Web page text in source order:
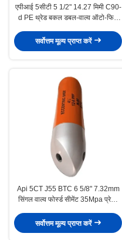
एपीआई 5सीटी 5 1/2" 14.27 मिमी C90-
d PE थ्रेड बकल डबल-वाल्व ऑटो-फिल
सर्वोत्तम मूल्य प्राप्त करें
Api 5CT J55 BTC 6 5/8" 7.32mm
सिंगल वाल्व फोर्स्ड सीमेंट 35Mpa प्रेशर
सर्वोत्तम मूल्य प्राप्त करें